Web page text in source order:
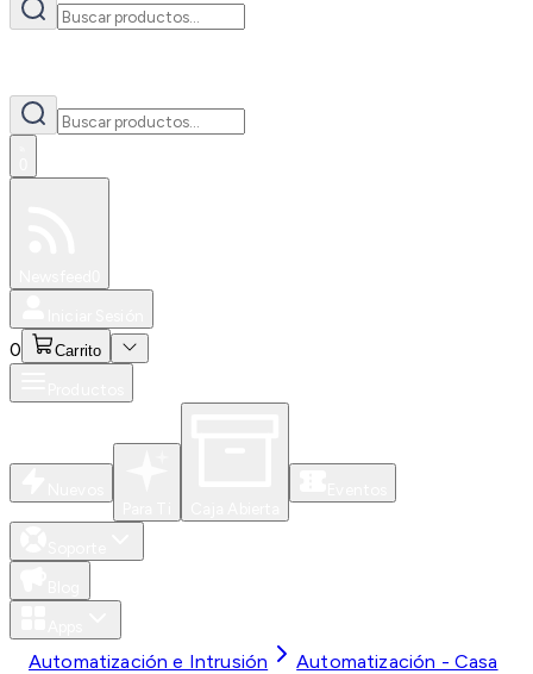
0 Carrito
Automatización e Intrusión
Automatización - Casa